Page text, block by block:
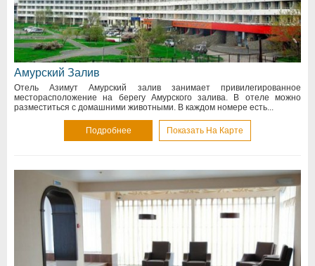
Амурский Залив
Отель Азимут Амурский залив занимает привилегированное
месторасположение на берегу Амурского залива. В отеле можно
разместиться с домашними животными. В каждом номере есть...
Подробнее Показать На Карте